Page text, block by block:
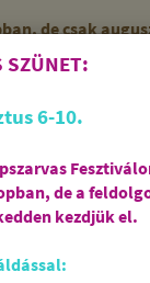
de csak
Regisztráció
SZÜNET:
6-10.
de a
kezdjük el.